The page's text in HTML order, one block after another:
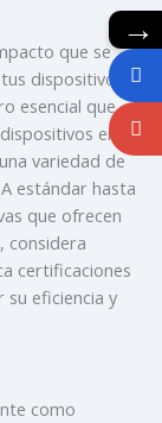
que se
dispositivos
esencial que
en
variedad de
estándar hasta
que ofrecen
considera
certificaciones
su eficiencia y
como
→